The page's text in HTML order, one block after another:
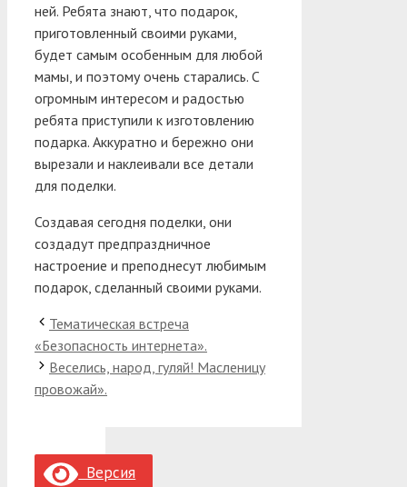
ней. Ребята знают, что подарок,
приготовленный своими руками,
будет самым особенным для любой
мамы, и поэтому очень старались. С
огромным интересом и радостью
ребята приступили к изготовлению
подарка. Аккуратно и бережно они
вырезали и наклеивали все детали
для поделки.
Создавая сегодня поделки, они
создадут предпраздничное
настроение и преподнесут любимым
подарок, сделанный своими руками.
Тематическая встреча
«Безопасность интернета».
Веселись, народ, гуляй! Масленицу
провожай».
Версия